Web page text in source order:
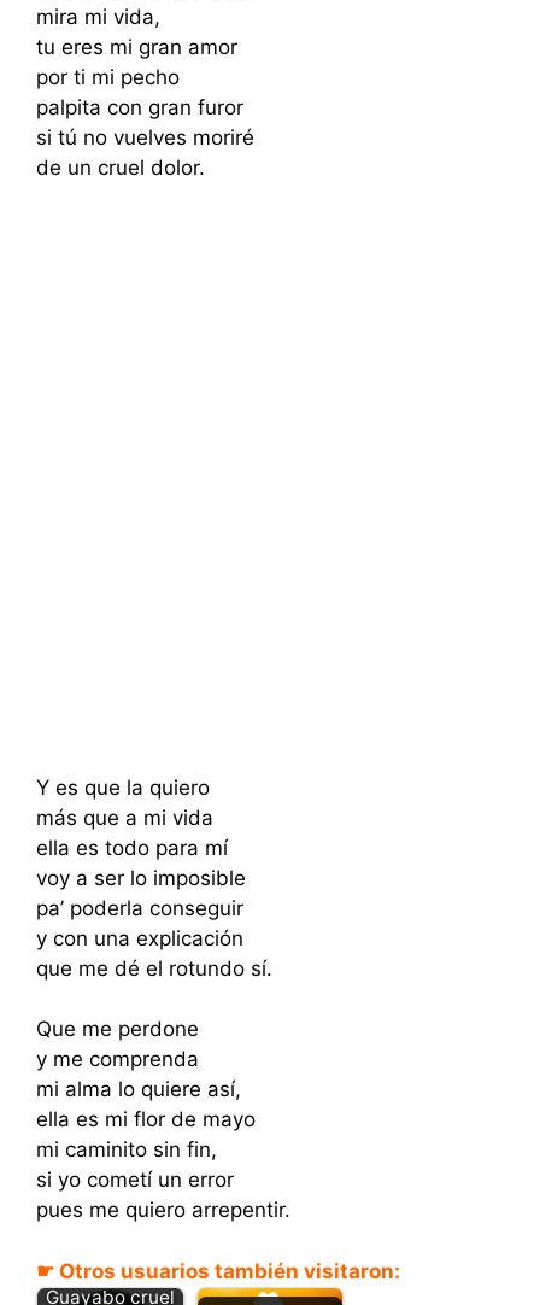
mira mi vida,
tu eres mi gran amor
por ti mi pecho
palpita con gran furor
si tú no vuelves moriré
de un cruel dolor.
Y es que la quiero
más que a mi vida
ella es todo para mí
voy a ser lo imposible
pa’ poderla conseguir
y con una explicación
que me dé el rotundo sí.
Que me perdone
y me comprenda
mi alma lo quiere así,
ella es mi flor de mayo
mi caminito sin fin,
si yo cometí un error
pues me quiero arrepentir.
☛ Otros usuarios también visitaron:
Guayabo cruel